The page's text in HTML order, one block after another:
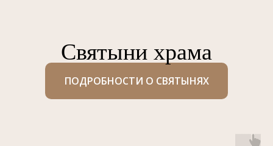
Святыни храма
ПОДРОБНОСТИ О СВЯТЫНЯХ